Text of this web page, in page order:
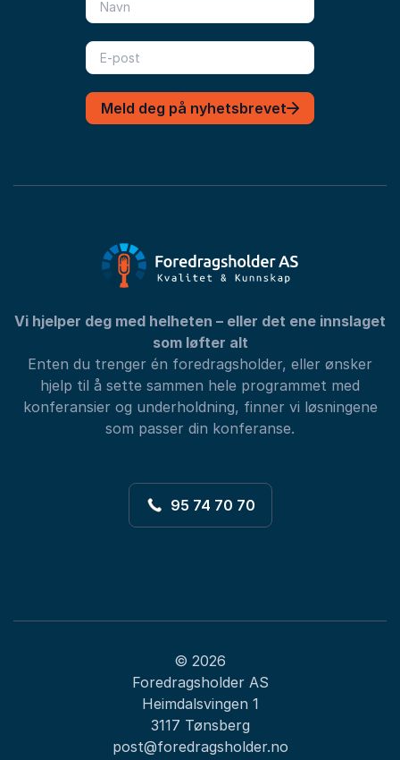
Meld deg på nyhetsbrevet
Vi hjelper deg med helheten – eller det ene innslaget
som løfter alt
Enten du trenger én foredragsholder, eller ønsker
hjelp til å sette sammen hele programmet med
konferansier og underholdning, finner vi løsningene
som passer din konferanse.
95 74 70 70
© 2026
Foredragsholder AS
Heimdalsvingen 1
3117 Tønsberg
post@foredragsholder.no